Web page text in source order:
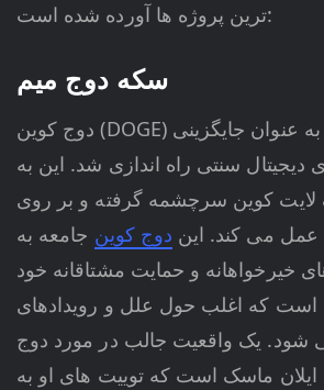
ترین پروژه ها آورده شده است:
سکه دوج میم
دوج کوین (DOGE) در دسامبر 2013 به عنوان جایگزینی
دیجیتال سنتی راه اندازی شد. این به
لایت کوین سرچشمه گرفته و بر روی
عمل می کند. این دوج کوین جامعه به
خیرخواهانه و حمایت مشتاقانه خود
است که اغلب حول علل و رویدادهای
شود. یک واقعیت جالب در مورد دوج
ایلان ماسک است که توییت های او به